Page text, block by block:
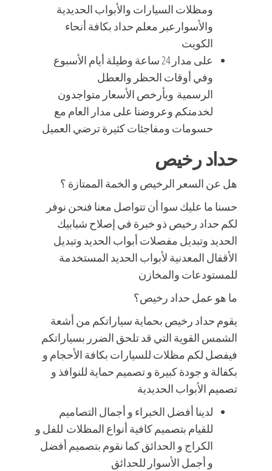
ومظلات السيارات والأبواب الحديدية
والأسوارعبر معلم حداد بكافة أنحاء
الكويت
على مدار 24 ساعة وطيلة أيام الأسبوع
وفي أوقات الحظر والعطل
الرسمية وبأرخص الأسعار متواجدون
لخدمتكم وعروضنا على مدار العام مع
حسومات ومفاجئات كثيرة ترضي العميل
حداد رخيص
هل عن السعر الرخيص و الخمة الممتازة ؟
حسنا ما عليك سوا أن تتواصل معنا فنحن نوفر
لكم حداد رخيص ذو خبرة في إصلاح شبابيك
الحديد وتبديل مفصلات أبواب الحديد وتبديل
الأقفال المعدنية لأبواب الحديد المستخدمة
للمستودعات والمخازن
ما هو عمل حداد رخيص؟
يقوم حداد رخيص بحماية سياراتكم من أشعة
الشمس القوية التي قد تلحق الضرر بسياراتكم
فيفصل لكم مظلات للسيارات بكافة الأحجام و
بكفالة و جودة كبيرة و تصميم حماية للنوافذ و
تصميم الأبواب الحديدية
لدينا أفضل الخبراء و أجمال التصاميم
للقيام بتصميم كافية أنواع المظلات للفل و
الكراج و الحدائق كما نقوم بتصميم أفضل
و أجمل الأسوار للحدائق